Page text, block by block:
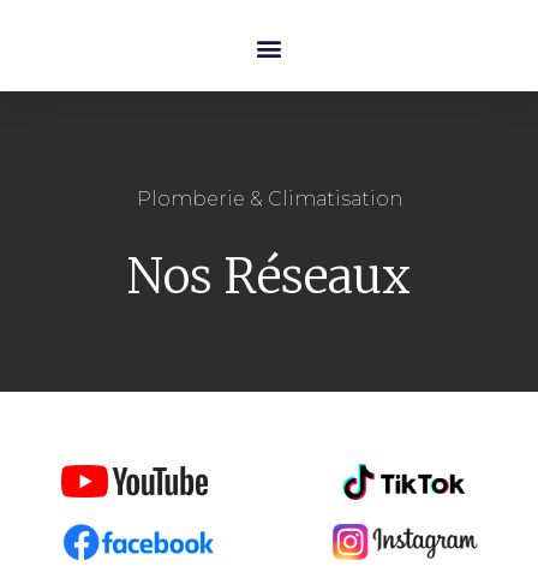
Plomberie & Climatisation
Nos Réseaux